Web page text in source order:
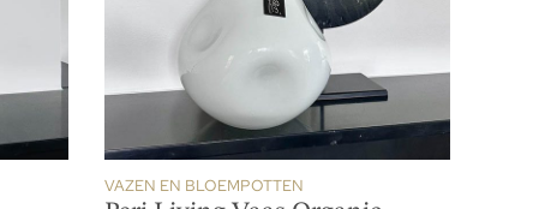
VAZEN EN BLOEMPOTTEN